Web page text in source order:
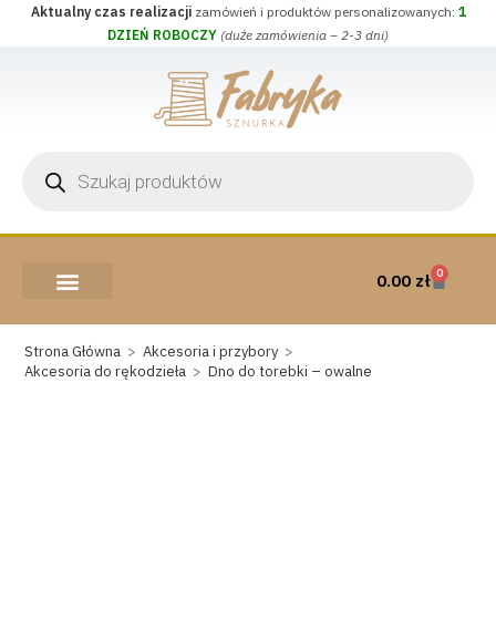
Aktualny czas realizacjizamówień i produktów personalizowanych: 1
DZIEŃ ROBOCZY (duże zamówienia – 2-3 dni)
0.00 zł 0
Strona Główna > Akcesoria i przybory >
Akcesoria do rękodzieła > Dno do torebki – owalne